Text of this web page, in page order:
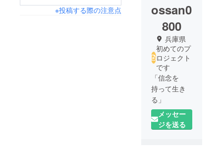
※投稿する際の注意点
ossan0
800
兵庫県
初めてのプ
ロジェクト
です
「信念を
持って生き
る」
フリーター
から会社
メッセー
ジを送る